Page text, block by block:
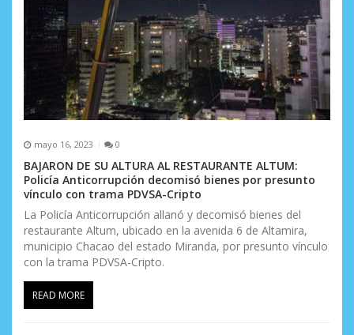
r
a
d
a
s mayo 16, 2023 0
BAJARON DE SU ALTURA AL RESTAURANTE ALTUM:
Policía Anticorrupción decomisó bienes por presunto
vínculo con trama PDVSA-Cripto
La Policía Anticorrupción allanó y decomisó bienes del
restaurante Altum, ubicado en la avenida 6 de Altamira,
municipio Chacao del estado Miranda, por presunto vínculo
con la trama PDVSA-Cripto.
READ MORE